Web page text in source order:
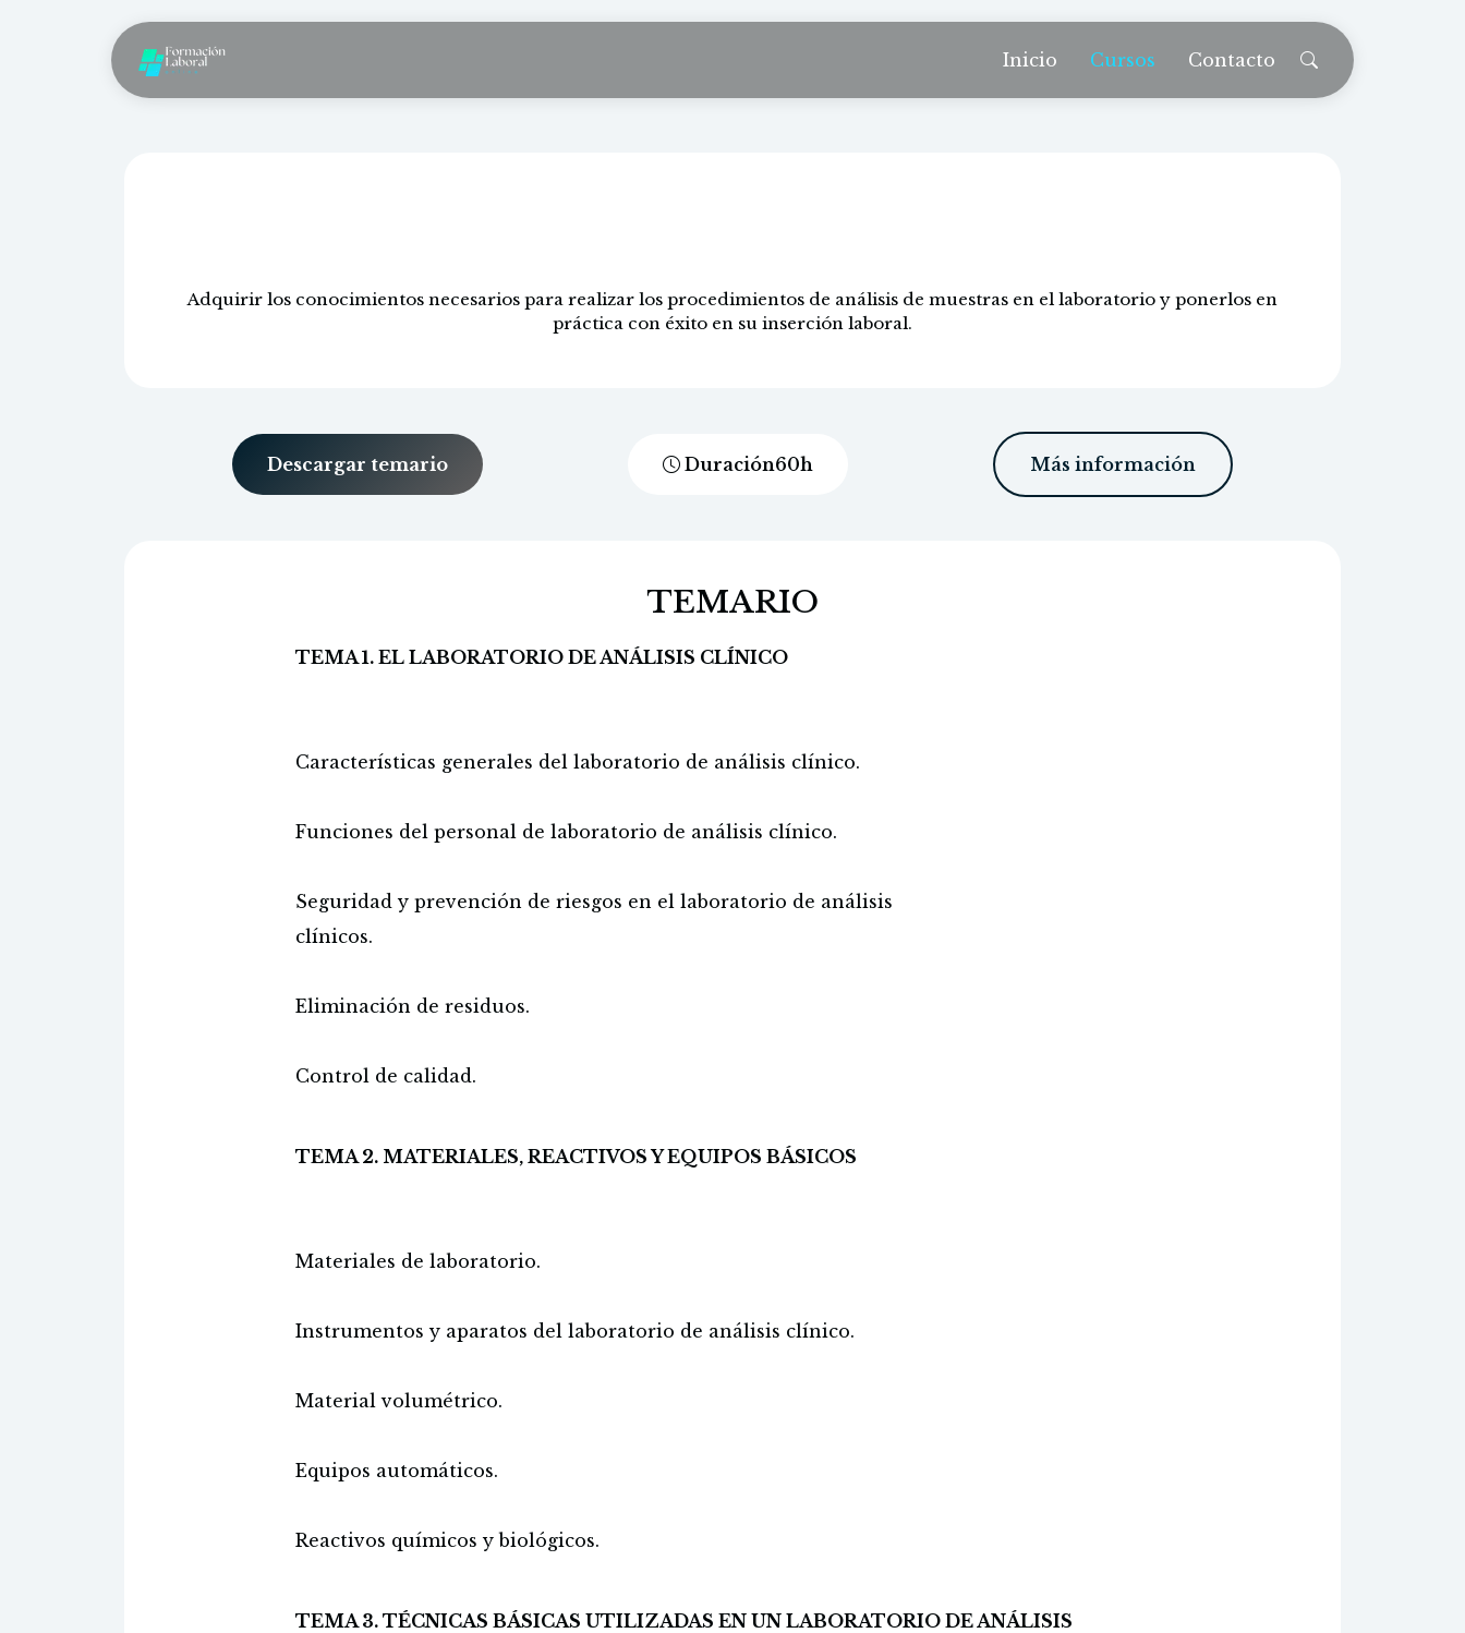
Inicio Cursos Contacto
Adquirir los conocimientos necesarios para realizar los procedimientos de análisis de muestras en el laboratorio y ponerlos en
práctica con éxito en su inserción laboral.
Descargar temario Duración60h Más información
TEMARIO
TEMA 1. EL LABORATORIO DE ANÁLISIS CLÍNICO
Características generales del laboratorio de análisis clínico.
Funciones del personal de laboratorio de análisis clínico.
Seguridad y prevención de riesgos en el laboratorio de análisis
clínicos.
Eliminación de residuos.
Control de calidad.
TEMA 2. MATERIALES, REACTIVOS Y EQUIPOS BÁSICOS
Materiales de laboratorio.
Instrumentos y aparatos del laboratorio de análisis clínico.
Material volumétrico.
Equipos automáticos.
Reactivos químicos y biológicos.
TEMA 3. TÉCNICAS BÁSICAS UTILIZADAS EN UN LABORATORIO DE ANÁLISIS